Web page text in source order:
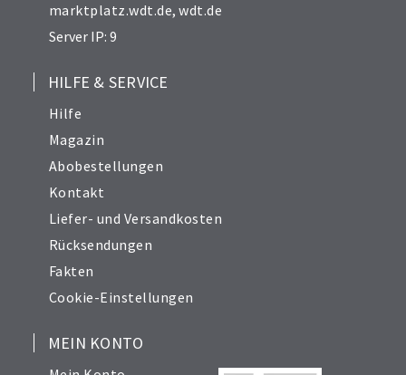
marktplatz.wdt.de,wdt.de
Server IP: 9
HILFE & SERVICE
Hilfe
Magazin
Abobestellungen
Kontakt
Liefer- und Versandkosten
Rücksendungen
Fakten
Cookie-Einstellungen
MEIN KONTO